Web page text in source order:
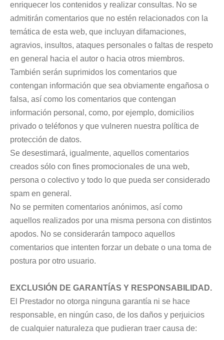
enriquecer los contenidos y realizar consultas. No se
admitirán comentarios que no estén relacionados con la
temática de esta web, que incluyan difamaciones,
agravios, insultos, ataques personales o faltas de respeto
en general hacia el autor o hacia otros miembros.
También serán suprimidos los comentarios que
contengan información que sea obviamente engañosa o
falsa, así como los comentarios que contengan
información personal, como, por ejemplo, domicilios
privado o teléfonos y que vulneren nuestra política de
protección de datos.
Se desestimará, igualmente, aquellos comentarios
creados sólo con fines promocionales de una web,
persona o colectivo y todo lo que pueda ser considerado
spam en general.
No se permiten comentarios anónimos, así como
aquellos realizados por una misma persona con distintos
apodos. No se considerarán tampoco aquellos
comentarios que intenten forzar un debate o una toma de
postura por otro usuario.
EXCLUSIÓN DE GARANTÍAS Y RESPONSABILIDAD.
El Prestador no otorga ninguna garantía ni se hace
responsable, en ningún caso, de los daños y perjuicios
de cualquier naturaleza que pudieran traer causa de: